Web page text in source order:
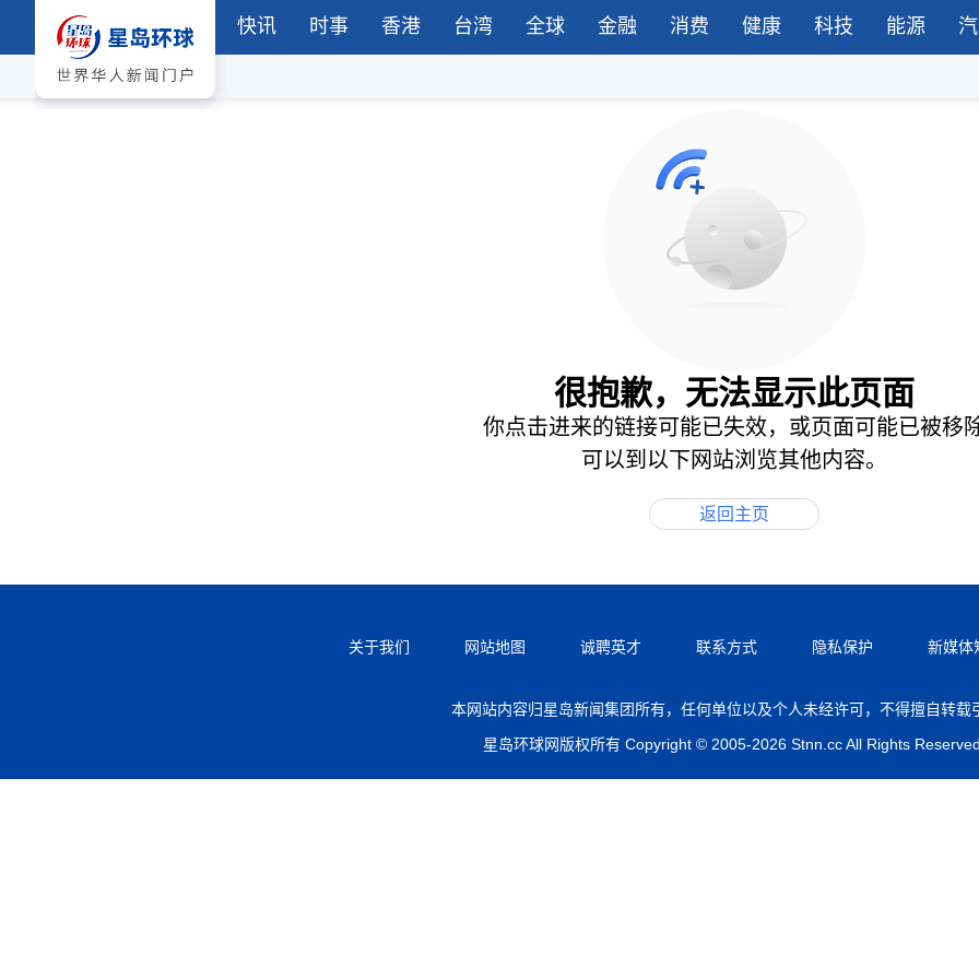
快讯 时事 香港 台湾 全球 金融 消费 健康 科技 能源
很抱歉，无法显示此页面
你点击进来的链接可能已失效，或页面可能已被移
可以到以下网站浏览其他内容。
返回主页
关于我们 网站地图 诚聘英才 联系方式 隐私保护 新媒体
本网站内容归星岛新闻集团所有，任何单位以及个人未经许可，不得擅自转载
星岛环球网版权所有 Copyright © 2005-2026 Stnn.cc All Rights Reserved.